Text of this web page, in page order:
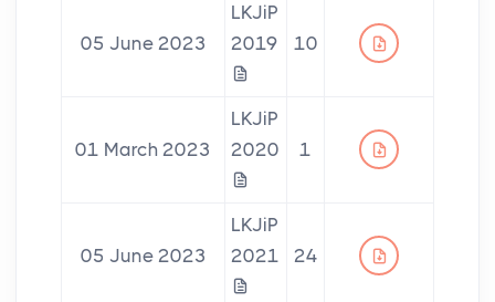
05 June 2023
LKJiP
2019
10
01 March 2023
LKJiP
2020
1
05 June 2023
LKJiP
2021
24